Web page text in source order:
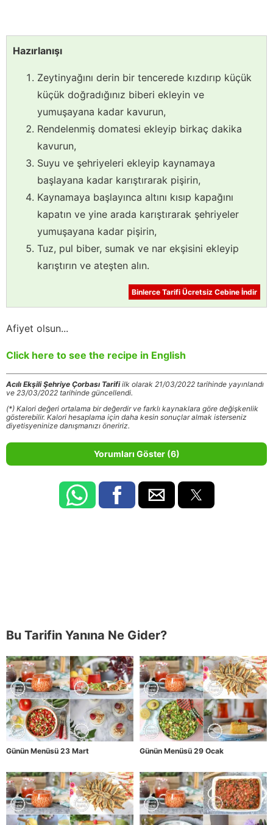
Hazırlanışı
Zeytinyağını derin bir tencerede kızdırıp küçük
küçük doğradığınız biberi ekleyin ve
yumuşayana kadar kavurun,
Rendelenmiş domatesi ekleyip birkaç dakika
kavurun,
Suyu ve şehriyeleri ekleyip kaynamaya
başlayana kadar karıştırarak pişirin,
Kaynamaya başlayınca altını kısıp kapağını
kapatın ve yine arada karıştırarak şehriyeler
yumuşayana kadar pişirin,
Tuz, pul biber, sumak ve nar ekşisini ekleyip
karıştırın ve ateşten alın.
Binlerce Tarifi Ücretsiz Cebine İndir
Afiyet olsun...
Click here to see the recipe in English
Acılı Ekşili Şehriye Çorbası Tarifiilk olarak 21/03/2022 tarihinde yayınlandı
ve 23/03/2022 tarihinde güncellendi.
(*) Kalori değeri ortalama bir değerdir ve farklı kaynaklara göre değişkenlik
gösterebilir. Kalori hesaplama için daha kesin sonuçlar almak isterseniz
diyetisyeninize danışmanızı öneririz.
Yorumları Göster (6)
Bu Tarifin Yanına Ne Gider?
Günün Menüsü 23 Mart Günün Menüsü 29 Ocak